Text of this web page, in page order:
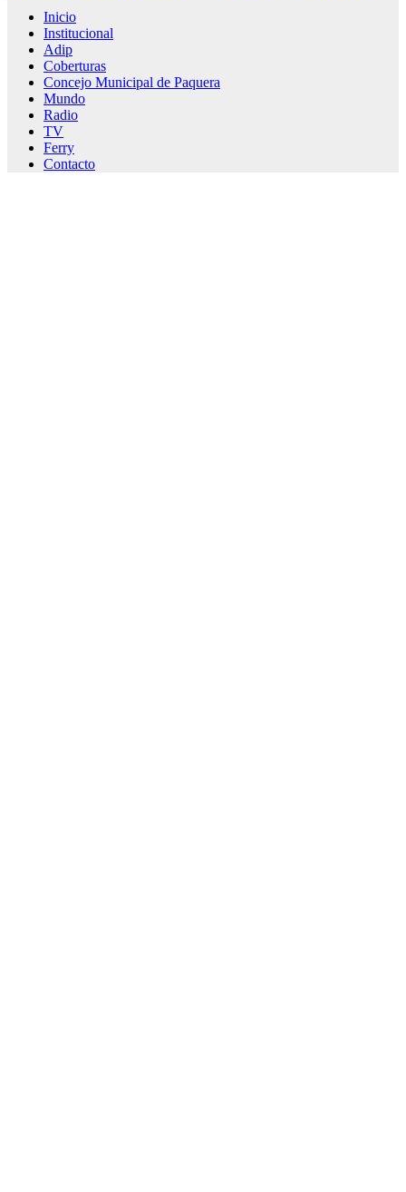
Inicio
Institucional
Adip
Coberturas
Concejo Municipal de Paquera
Mundo
Radio
TV
Ferry
Contacto